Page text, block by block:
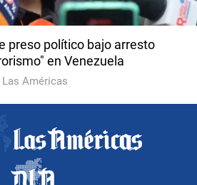
preso político bajo arresto
en Venezuela
Las Américas